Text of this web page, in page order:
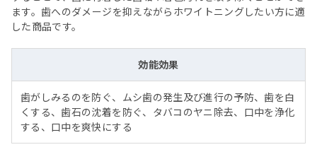
ます。歯へのダメージを抑えながらホワイトニングしたい方に適
した商品です。
効能効果
歯がしみるのを防ぐ、ムシ歯の発生及び進行の予防、歯を白
くする、歯石の沈着を防ぐ、タバコのヤニ除去、口中を浄化
する、口中を爽快にする